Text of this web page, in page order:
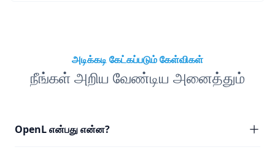
அடிக்கடி கேட்கப்படும் கேள்விகள்
நீங்கள் அறிய வேண்டிய அனைத்தும்
OpenL என்பது என்ன?